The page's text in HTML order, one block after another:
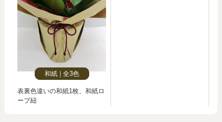
和紙 全3色
表裏色違いの和紙1枚、和紙ロ
ープ紐